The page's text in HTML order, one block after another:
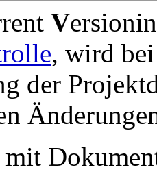
V
, wird
der
mit